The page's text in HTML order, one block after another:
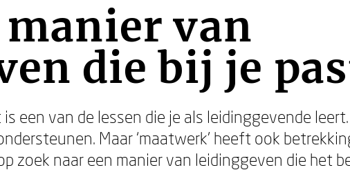
manier van
die bij je
een van de lessen die je als leidinggevende
Maar ‘maatwerk’ heeft ook
zoek naar een manier van leidinggeven die het